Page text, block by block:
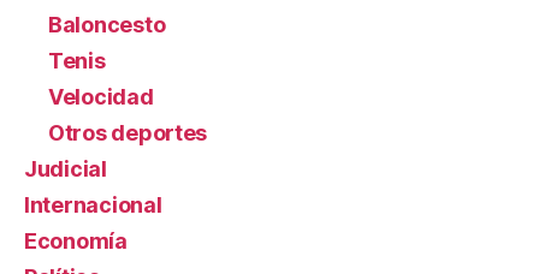
Baloncesto
Tenis
Velocidad
Otros deportes
Judicial
Internacional
Economía